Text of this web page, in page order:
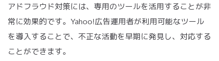
アドフラウド対策には、専用のツールを活用することが非
常に効果的です。Yahoo!広告運用者が利用可能なツール
を導入することで、不正な活動を早期に発見し、対応する
ことができます。